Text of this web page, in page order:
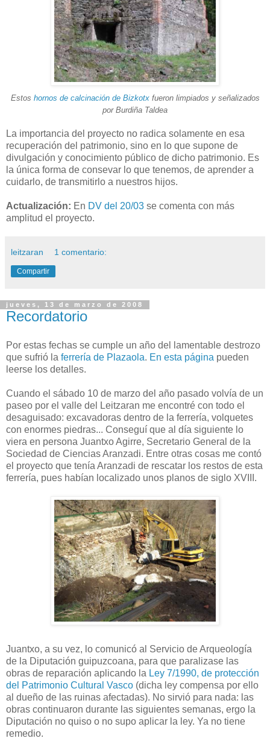
Estos hornos de calcinación de Bizkotxfueron limpiados y señalizados
por Burdiña Taldea
La importancia del proyecto no radica solamente en esa
recuperación del patrimonio, sino en lo que supone de
divulgación y conocimiento público de dicho patrimonio. Es
la única forma de consevar lo que tenemos, de aprender a
cuidarlo, de transmitirlo a nuestros hijos.
Actualización: En DV del 20/03 se comenta con más
amplitud el proyecto.
leitzaran 1 comentario:
Compartir
jueves, 13 de marzo de 2008
Recordatorio
Por estas fechas se cumple un año del lamentable destrozo
que sufrió la ferrería de Plazaola. En esta página pueden
leerse los detalles.
Cuando el sábado 10 de marzo del año pasado volvía de un
paseo por el valle del Leitzaran me encontré con todo el
desaguisado: excavadoras dentro de la ferrería, volquetes
con enormes piedras... Conseguí que al día siguiente lo
viera en persona Juantxo Agirre, Secretario General de la
Sociedad de Ciencias Aranzadi. Entre otras cosas me contó
el proyecto que tenía Aranzadi de rescatar los restos de esta
ferrería, pues habían localizado unos planos de siglo XVIII.
Juantxo, a su vez, lo comunicó al Servicio de Arqueología
de la Diputación guipuzcoana, para que paralizase las
obras de reparación aplicando la Ley 7/1990, de protección
del Patrimonio Cultural Vasco (dicha ley compensa por ello
al dueño de las ruinas afectadas). No sirvió para nada: las
obras continuaron durante las siguientes semanas, ergo la
Diputación no quiso o no supo aplicar la ley. Ya no tiene
remedio.